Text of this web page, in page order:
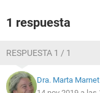
1 respuesta
RESPUESTA 1 / 1
Dra. Marta Marnet